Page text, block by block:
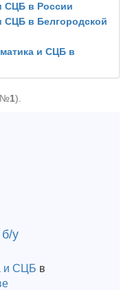
СЦБ в России
СЦБ в Белгородской
и СЦБ в
№1).
у
и СЦБ в